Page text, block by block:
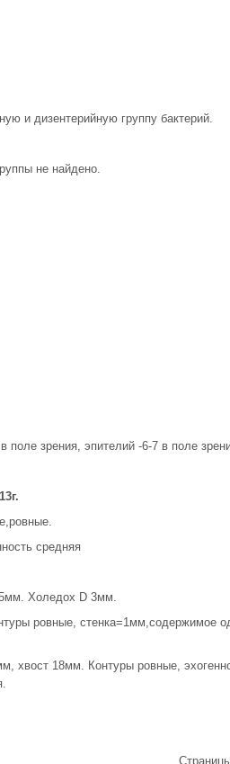
и дизентерийную группу бактерий.
не найдено.
поле зрения, эпителий -6-7 в поле
средняя
Холедох D 3мм.
ровные, стенка=1мм,содержимое
хвост 18мм. Контуры ровные,